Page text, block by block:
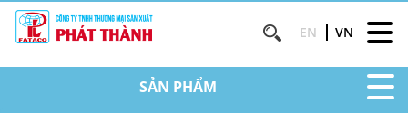
EN VN
SẢN PHẨM